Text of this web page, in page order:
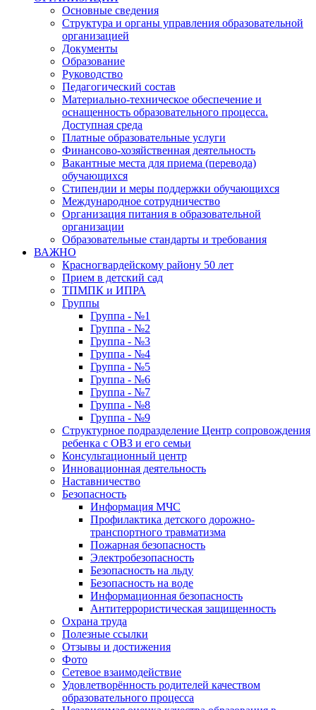
Основные сведения
Структура и органы управления образовательной
организацией
Документы
Образование
Руководство
Педагогический состав
Материально-техническое обеспечение и
оснащенность образовательного процесса.
Доступная среда
Платные образовательные услуги
Финансово-хозяйственная деятельность
Вакантные места для приема (перевода)
обучающихся
Стипендии и меры поддержки обучающихся
Международное сотрудничество
Организация питания в образовательной
организации
Образовательные стандарты и требования
ВАЖНО
Красногвардейскому району 50 лет
Прием в детский сад
ТПМПК и ИПРА
Группы
Группа - №1
Группа - №2
Группа - №3
Группа - №4
Группа - №5
Группа - №6
Группа - №7
Группа - №8
Группа - №9
Структурное подразделение Центр сопровождения
ребенка с ОВЗ и его семьи
Консультационный центр
Инновационная деятельность
Наставничество
Безопасность
Информация МЧС
Профилактика детского дорожно-
транспортного травматизма
Пожарная безопасность
Электробезопасность
Безопасность на льду
Безопасность на воде
Информационная безопасность
Антитеррористическая защищенность
Охрана труда
Полезные ссылки
Отзывы и достижения
Фото
Сетевое взаимодействие
Удовлетворённость родителей качеством
образовательного процесса